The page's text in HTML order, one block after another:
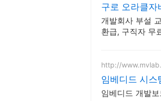
구로 오라클자
개발회사 부설
환급, 구직자 무
http://
임베디드 시스
임베디드 개발